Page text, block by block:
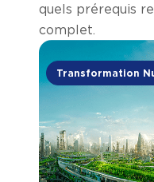
quels prérequis
complet.
Transformation